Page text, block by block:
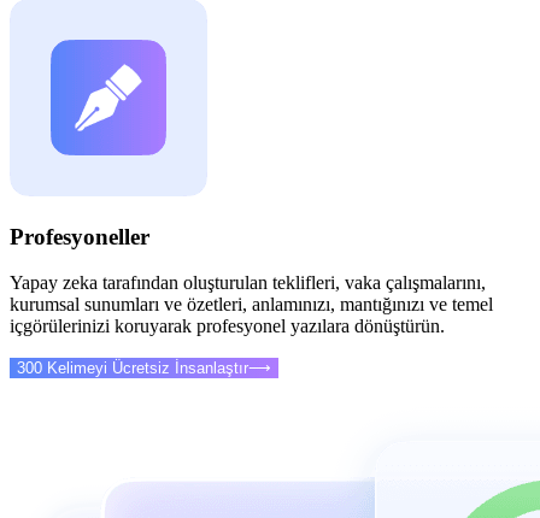
Profesyoneller
Yapay zeka tarafından oluşturulan teklifleri, vaka çalışmalarını,
kurumsal sunumları ve özetleri, anlamınızı, mantığınızı ve temel
içgörülerinizi koruyarak profesyonel yazılara dönüştürün.
300 Kelimeyi Ücretsiz İnsanlaştır⟶